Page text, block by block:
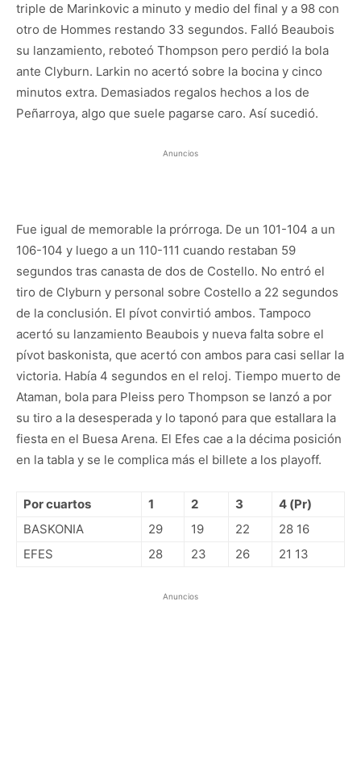
triple de Marinkovic a minuto y medio del final y a 98 con
otro de Hommes restando 33 segundos. Falló Beaubois
su lanzamiento, reboteó Thompson pero perdió la bola
ante Clyburn. Larkin no acertó sobre la bocina y cinco
minutos extra. Demasiados regalos hechos a los de
Peñarroya, algo que suele pagarse caro. Así sucedió.
Anuncios
Fue igual de memorable la prórroga. De un 101-104 a un
106-104 y luego a un 110-111 cuando restaban 59
segundos tras canasta de dos de Costello. No entró el
tiro de Clyburn y personal sobre Costello a 22 segundos
de la conclusión. El pívot convirtió ambos. Tampoco
acertó su lanzamiento Beaubois y nueva falta sobre el
pívot baskonista, que acertó con ambos para casi sellar la
victoria. Había 4 segundos en el reloj. Tiempo muerto de
Ataman, bola para Pleiss pero Thompson se lanzó a por
su tiro a la desesperada y lo taponó para que estallara la
fiesta en el Buesa Arena. El Efes cae a la décima posición
en la tabla y se le complica más el billete a los playoff.
Por cuartos 1 2 3
4 (Pr)
BASKONIA
29 19 22
28 16
EFES
28 23 26 21 13
Anuncios